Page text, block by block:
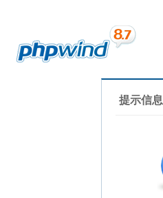
提示信息